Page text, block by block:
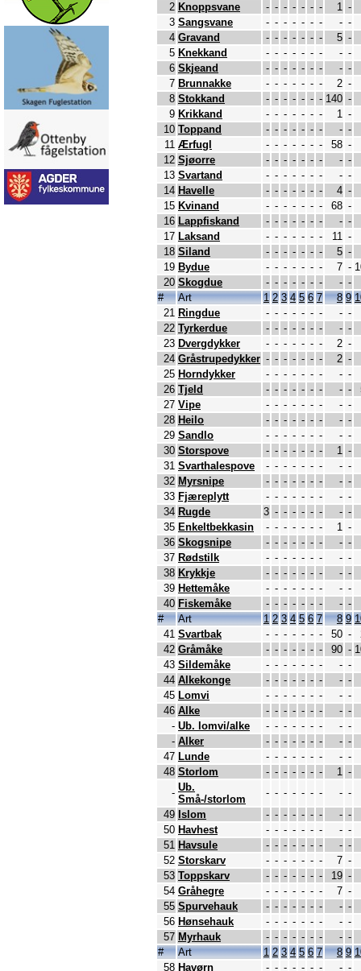
2 Knoppsvane - - - - - - - 1 -
3 Sangsvane - - - - - - - - -
4 Gravand - - - - - - - 5 -
5 Knekkand - - - - - - - - -
6 Skjeand - - - - - - - - -
7 Brunnakke - - - - - - - 2 -
8 Stokkand - - - - - - - 140 -
9 Krikkand - - - - - - - 1 -
10 Toppand - - - - - - - - -
11 Ærfugl - - - - - - - 58 -
12 Sjøorre - - - - - - - - -
13 Svartand - - - - - - - - -
14 Havelle - - - - - - - 4 -
15 Kvinand - - - - - - - 68 -
16 Lappfiskand - - - - - - - - -
17 Laksand - - - - - - - 11 -
18 Siland - - - - - - - 5 -
19 Bydue - - - - - - - 7 -
20 Skogdue - - - - - - - - -
#
Art 1 2 3 4 5 6 7 8 9
21 Ringdue - - - - - - - - -
22 Tyrkerdue - - - - - - - - -
23 Dvergdykker - - - - - - - 2 -
24 Gråstrupedykker - - - - - - - 2 -
25 Horndykker - - - - - - - - -
26 Tjeld - - - - - - - - -
27 Vipe - - - - - - - - -
28 Heilo - - - - - - - - -
29 Sandlo - - - - - - - - -
30 Storspove - - - - - - - 1 -
31 Svarthalespove - - - - - - - - -
32 Myrsnipe - - - - - - - - -
33 Fjæreplytt - - - - - - - - -
34 Rugde 3 - - - - - - - -
35 Enkeltbekkasin - - - - - - - 1 -
36 Skogsnipe - - - - - - - - -
37 Rødstilk - - - - - - - - -
38 Krykkje - - - - - - - - -
39 Hettemåke - - - - - - - - -
40 Fiskemåke - - - - - - - - -
#
Art 1 2 3 4 5 6 7 8 9
41 Svartbak - - - - - - - 50 -
42 Gråmåke - - - - - - - 90 -
43 Sildemåke - - - - - - - - -
44 Alkekonge - - - - - - - - -
45 Lomvi - - - - - - - - -
46 Alke - - - - - - - - -
- Ub. lomvi/alke - - - - - - - - -
- Alker - - - - - - - - -
47 Lunde - - - - - - - - -
48 Storlom - - - - - - - 1 -
- Ub.
Små-/storlom
- - - - - - - - -
49 Islom - - - - - - - - -
50 Havhest - - - - - - - - -
51 Havsule - - - - - - - - -
52 Storskarv - - - - - - - 7 -
53 Toppskarv - - - - - - - 19 -
54 Gråhegre - - - - - - - 7 -
55 Spurvehauk - - - - - - - - -
56 Hønsehauk - - - - - - - - -
57 Myrhauk - - - - - - - - -
#
Art 1 2 3 4 5 6 7 8 9
58 Havørn - - - - - - - - -